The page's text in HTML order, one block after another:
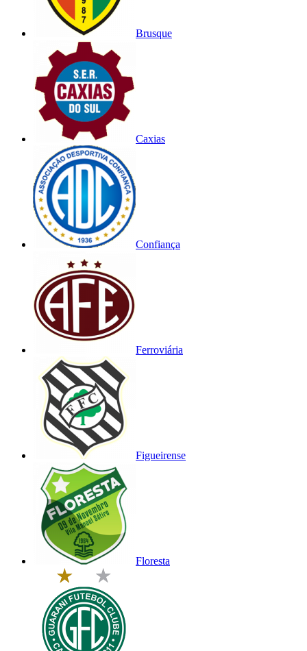
Brusque
Caxias
Confiança
Ferroviária
Figueirense
Floresta